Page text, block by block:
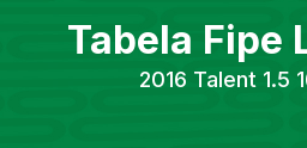
Tabela Fipe
2016 Talent 1.5